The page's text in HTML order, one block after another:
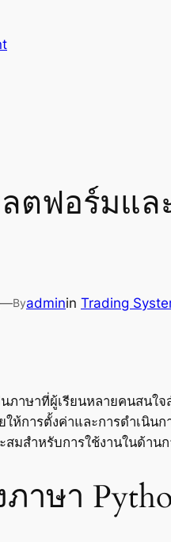
ตฟอร์มแ
—Byadminin Trading
นภาษาที่ผู้เรียนหลายคนสนใ
ห้การตั้งค่าและการดำเนินก
มสำหรับการใช้งานในด้านก
าษา